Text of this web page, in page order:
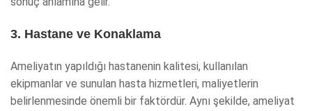
3. Hastane ve Konaklama
Ameliyatın yapıldığı hastanenin kalitesi, kullanılan
ekipmanlar ve sunulan hasta hizmetleri, maliyetlerin
belirlenmesinde önemli bir faktördür. Aynı şekilde, ameliyat